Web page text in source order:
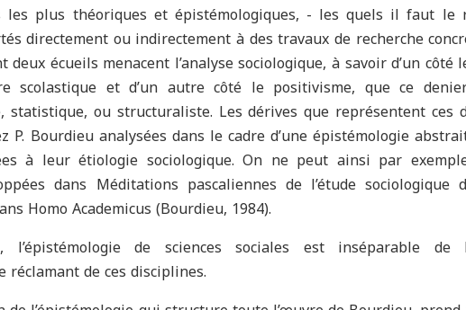
les plus théoriques et épistémologiques, - les quels il faut le
directement ou indirectement à des travaux de recherche
deux écueils menacent l’analyse sociologique, à savoir d’un côté
scolastique et d’un autre côté le positivisme, que ce
statistique, ou structuraliste. Les dérives que représentent ces
P. Bourdieu analysées dans le cadre d’une épistémologie
à leur étiologie sociologique. On ne peut ainsi par
dans Méditations pascaliennes de l’étude
Homo Academicus (Bourdieu, 1984).
l’épistémologie de sciences sociales est inséparable de
réclamant de ces disciplines.